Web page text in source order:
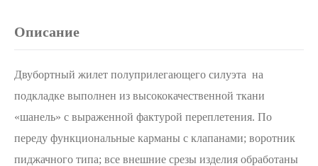
Описание
Двубортный жилет полуприлегающего силуэта на
подкладке выполнен из высококачественной ткани
«шанель» с выраженной фактурой переплетения. По
переду функциональные карманы с клапанами; воротник
пиджачного типа; все внешние срезы изделия обработаны